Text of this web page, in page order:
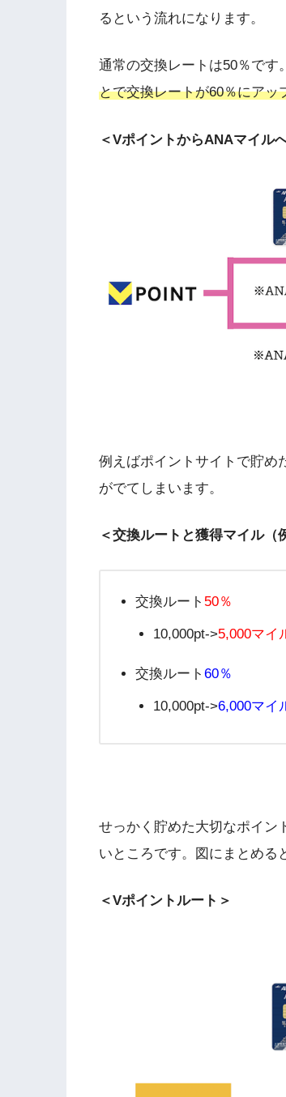
るという流れになります。
通常の交換レートは50％です
とで交換レートが60％にアッ
＜VポイントからANAマイル
例えばポイントサイトで貯め
がでてしまいます。
＜交換ルートと獲得マイル（
交換ルート 50％
10,000pt->5,000マイ
交換ルート 60％
10,000pt->6,000マイ
せっかく貯めた大切なポイン
いところです。図にまとめる
＜Vポイントルート＞